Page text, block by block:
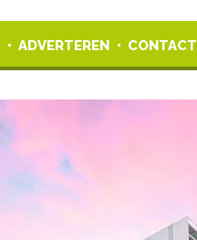
ADVERTEREN CONTACT